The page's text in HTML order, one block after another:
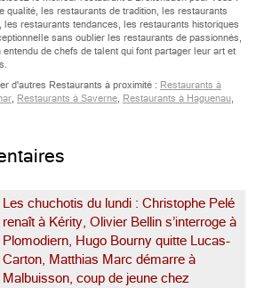
qualité, les restaurants de tradition, les restaurants
restaurants tendances, les restaurants historiques
sans oublier les restaurants de passionnés,
de chefs de talent qui font partager leur art et
d'autres Restaurants à proximité : Restaurants à
, Restaurants à Saverne, Restaurants à Haguenau,
Les chuchotis du lundi : Christophe Pelé
renaît à Kérity, Olivier Bellin s’interroge à
Plomodiern, Hugo Bourny quitte Lucas-
Carton, Matthias Marc démarre à
Malbuisson, coup de jeune chez